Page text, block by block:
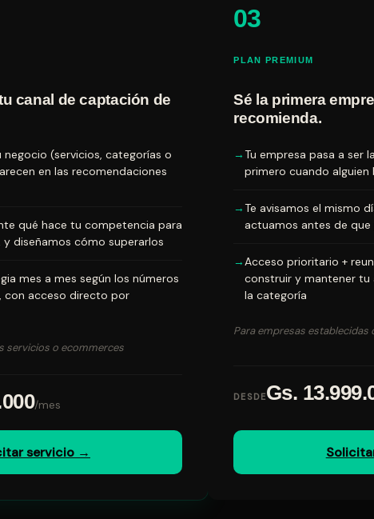
canal de captación de
(servicios, categorías o
en las recomendaciones
qué hace tu competencia para
y diseñamos cómo superarlos
mes a mes según los números
con acceso directo por
servicios o ecommerces
/mes
servicio →
03
PLAN PREMIUM
Sé la primera
recomienda.
Tu empresa pasa a ser
primero cuando
Te avisamos el mismo
actuamos antes de
Acceso prioritario +
construir y mantener
la categoría
Para empresas
DESDEGs.